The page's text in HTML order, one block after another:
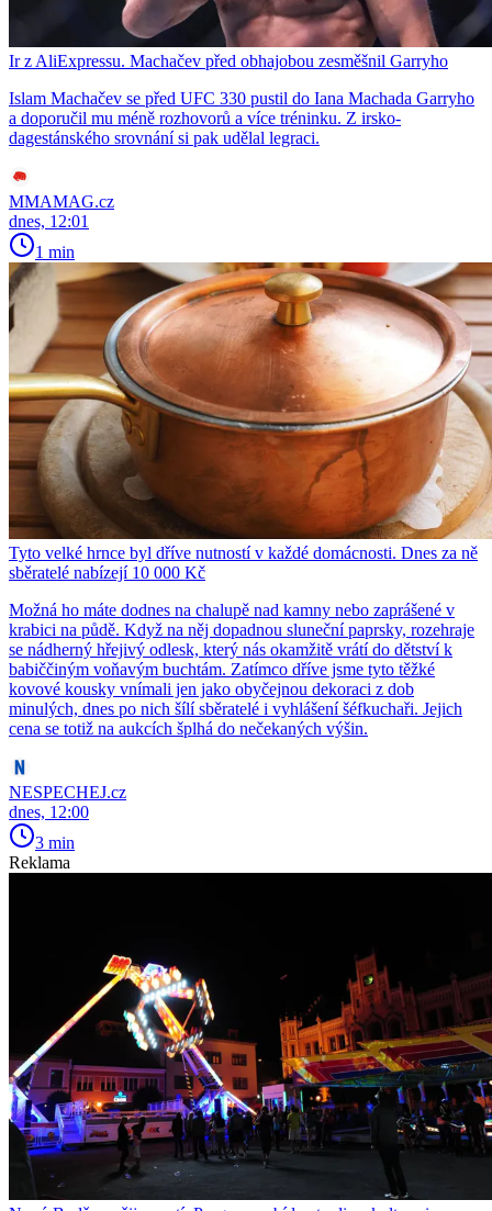
Ir z AliExpressu. Machačev před obhajobou zesměšnil Garryho
Islam Machačev se před UFC 330 pustil do Iana Machada Garryho
a doporučil mu méně rozhovorů a více tréninku. Z irsko-
dagestánského srovnání si pak udělal legraci.
MMAMAG.cz
dnes, 12:01
1 min
Tyto velké hrnce byl dříve nutností v každé domácnosti. Dnes za ně
sběratelé nabízejí 10 000 Kč
Možná ho máte dodnes na chalupě nad kamny nebo zaprášené v
krabici na půdě. Když na něj dopadnou sluneční paprsky, rozehraje
se nádherný hřejivý odlesk, který nás okamžitě vrátí do dětství k
babiččiným voňavým buchtám. Zatímco dříve jsme tyto těžké
kovové kousky vnímali jen jako obyčejnou dekoraci z dob
minulých, dnes po nich šílí sběratelé i vyhlášení šéfkuchaři. Jejich
cena se totiž na aukcích šplhá do nečekaných výšin.
NESPECHEJ.cz
dnes, 12:00
3 min
Reklama